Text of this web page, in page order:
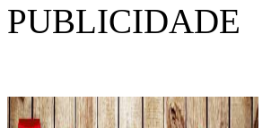
PUBLICIDADE